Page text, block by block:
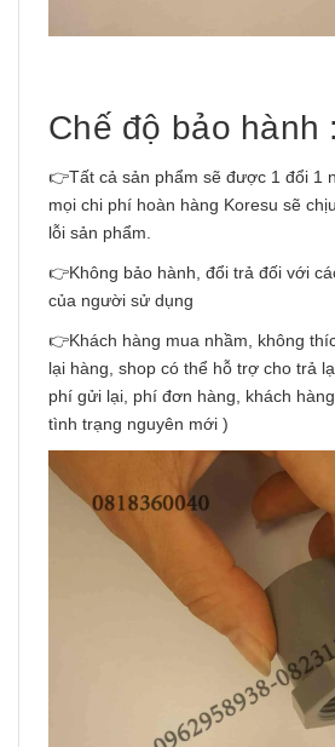
Chế độ bảo hành :
👉Tất cả sản phẩm sẽ được 1 đổi 1
mọi chi phí hoàn hàng Koresu sẽ
lỗi sản phẩm.
👉Không bảo hành, đổi trả đối với
của người sử dụng
👉Khách hàng mua nhầm, không
lại hàng, shop có thể hỗ trợ cho trả
phí gửi lại, phí đơn hàng, khách
tình trạng nguyên mới )